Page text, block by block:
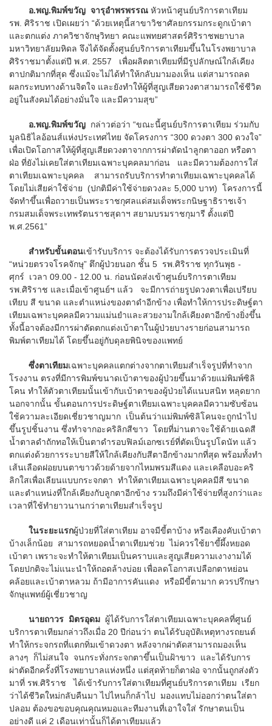
อ.พญ.พิมพ์ขวัญ จารุอำพรพรรณ หัวหน้าศูนย์บริการตาเทียม
รพ. ศิริราช เปิดเผยว่า “ด้วยเหตุนี้สาขาวิชาศัลยกรรมกระดูกเบ้าตา
และตกแต่ง ภาควิชาจักษุวิทยา คณะแพทยศาสตร์ศิริราชพยาบาล
มหาวิทยาลัยมหิดล จึงได้จัดตั้งศูนย์บริการตาเทียมขึ้นในโรงพยาบาล
ศิริราชมาตั้งแต่ปี พ.ศ. 2557 เพื่อผลิตตาเทียมที่มีรูปลักษณ์ใกล้เคียง
ตาปกติมากที่สุด ซึ่งแม้จะไม่ได้ทำให้กลับมามองเห็น แต่สามารถลด
ผลกระทบทางด้านจิตใจ และยังทำให้ผู้ที่สูญเสียดวงตาสามารถใช้ชีวิต
อยู่ในสังคมได้อย่างมั่นใจ และมีความสุข”
อ.พญ.พิมพ์ขวัญ กล่าวต่อว่า “ขณะนี้ศูนย์บริการตาเทียม ร่วมกับ
มูลนิธิไลอ้อนส์แห่งประเทศไทย จัดโครงการ “300 ดวงตา 300 ดวงใจ”
เพื่อเปิดโอกาสให้ผู้ที่สูญเสียดวงตาจากการผ่าตัดนำลูกตาออก หรือตา
ฝ่อ ที่ยังไม่เคยใส่ตาเทียมเฉพาะบุคคลมาก่อน และมีความต้องการใส่
ตาเทียมเฉพาะบุคคล สามารถรับบริการทำตาเทียมเฉพาะบุคคลได้
โดยไม่เสียค่าใช้จ่าย (ปกติมีค่าใช้จ่ายดวงละ 5,000 บาท) โครงการนี้
จัดทำขึ้นเพื่อถวายเป็นพระราชกุศลแด่สมเด็จพระกนิษฐาธิราชเจ้า
กรมสมเด็จพระเทพรัตนราชสุดาฯ สยามบรมราชกุมารี ตั้งแต่ปี
พ.ศ.2561”
สำหรับขั้นตอนเข้ารับบริการ จะต้องได้รับการตรวจประเมินที่
“หน่วยตรวจโรคจักษุ” ตึกผู้ป่วยนอก ชั้น 5 รพ.ศิริราช ทุกวันพุธ -
ศุกร์ เวลา 09.00 - 12.00 น. ก่อนนัดส่งเข้าศูนย์บริการตาเทียม
รพ.ศิริราช และเมื่อเข้าศูนย์ฯ แล้ว จะมีการถ่ายรูปดวงตาเพื่อเปรียบ
เทียบ สี ขนาด และตำแหน่งของตาดำอีกข้าง เพื่อทำให้การประดิษฐ์ตา
เทียมเฉพาะบุคคลมีความแม่นยำและสวยงามใกล้เคียงตาอีกข้างยิ่งขึ้น
ทั้งนี้อาจต้องมีการผ่าตัดตกแต่งเบ้าตาในผู้ป่วยบางรายก่อนสามารถ
พิมพ์ตาเทียมได้ โดยขึ้นอยู่กับดุลยพินิจของแพทย์
ซึ่งตาเทียมเฉพาะบุคคลแตกต่างจากตาเทียมสำเร็จรูปที่ทำจาก
โรงงาน ตรงที่มีการพิมพ์ขนาดเบ้าตาของผู้ป่วยขึ้นมาด้วยแม่พิมพ์ซิลิ
โคน ทำให้ตัวตาเทียมนั้นเข้ากับเบ้าตาของผู้ป่วยได้แนบสนิท หลุดยาก
นอกจากนั้น ขั้นตอนการประดิษฐ์ตาเทียมเฉพาะบุคคลมีความซับซ้อน
ใช้ความละเอียดเชี่ยวชาญมาก เป็นต้นว่าแม่พิมพ์ซิลิโคนจะถูกนำไป
ขึ้นรูปชิ้นงาน ซึ่งทำจากอะคริลิกสีขาว โดยที่ม่านตาจะใช้ด้ายเฉดสี
น้ำตาลดำถักทอให้เป็นตาดำรอบฟิลม์เอกซเรย์ที่ตัดเป็นรูปโดนัท แล้ว
ตกแต่งด้วยการระบายสีให้ใกล้เคียงกับสีตาอีกข้างมากที่สุด พร้อมทั้งทำ
เส้นเลือดฝอยบนตาขาวด้วยด้ายจากไหมพรมสีแดง และเคลือบอะคริ
ลิกใสเพื่อเลียนแบบกระจกตา ทำให้ตาเทียมเฉพาะบุคคลมีสี ขนาด
และตำแหน่งที่ใกล้เคียงกับลูกตาอีกข้าง รวมถึงมีค่าใช้จ่ายที่สูงกว่าและ
เวลาที่ใช้ทำยาวนานกว่าตาเทียมสำเร็จรูป
ในระยะแรกผู้ป่วยที่ใส่ตาเทียม อาจมีขี้ตาบ้าง หรือเคืองคับเบ้าตา
บ้างเล็กน้อย สามารถหยอดน้ำตาเทียมช่วย ไม่ควรใช้ยาขี้ผึ้งหยอด
เบ้าตา เพราะจะทำให้ตาเทียมเป็นคราบและสูญเสียความเงางามได้
โดยปกติจะไม่แนะนำให้ถอดล้างบ่อย เพื่อลดโอกาสเปลือกตาหย่อน
คล้อยและเบ้าตาหลวม ถ้ามีอาการคันแดง หรือมีขี้ตามาก ควรปรึกษา
จักษุแพทย์ผู้เชี่ยวชาญ
นายถาวร มิตรอุดม ผู้ได้รับการใส่ตาเทียมเฉพาะบุคคลที่ศูนย์
บริการตาเทียมกล่าวถึงเมื่อ 20 ปีก่อนว่า ตนได้รับอุบัติเหตุทางรถยนต์
ทำให้กระจกรถที่แตกทิ่มเข้าดวงตา หลังจากผ่าตัดสามารถมองเห็น
ลางๆ ก็ไม่สนใจ จนกระทั่งกระจกตาขึ้นเป็นฝ้าขาว และได้รับการ
ผ่าตัดอีกครั้งที่โรงพยาบาลแห่งหนึ่ง แต่สุดท้ายก็ตาฝ่อ จากนั้นถูกส่งตัว
มาที่ รพ.ศิริราช ได้เข้ารับการใส่ตาเทียมที่ศูนย์บริการตาเทียม เรียก
ว่าได้ชีวิตใหม่กลับคืนมา ไปไหนก็กล้าไป มองแทบไม่ออกว่าตนใส่ตา
ปลอม ต้องขอขอบคุณคุณหมอและทีมงานที่เอาใจใส่ รักษาตนเป็น
อย่างดี แค่ 2 เดือนเท่านั้นก็ได้ตาเทียมแล้ว